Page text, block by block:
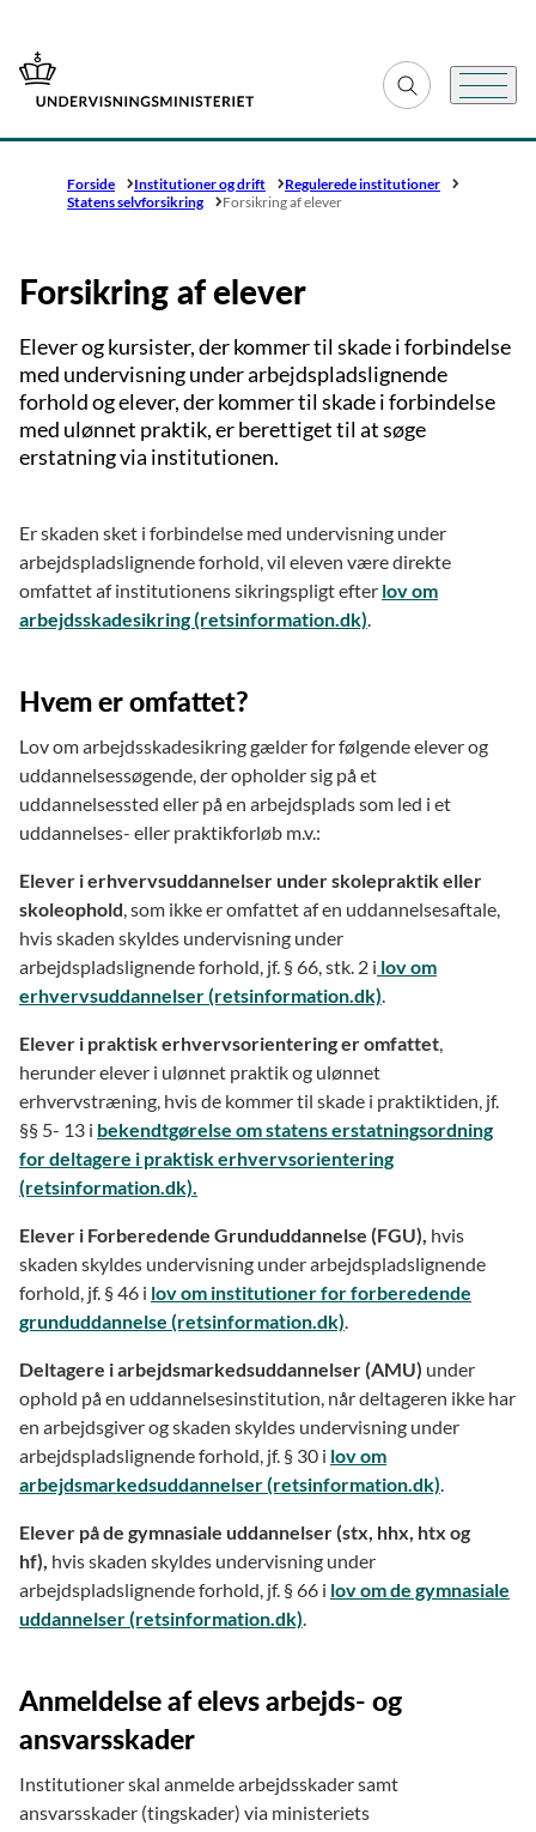
Gå til forsiden Fold søgefelt ud
Menu
Forside Institutioner og drift
Regulerede institutioner
Statens selvforsikring
Forsikring af elever
Forsikring af elever
Elever og kursister, der kommer til skade i forbindelse
med undervisning under arbejdspladslignende
forhold og elever, der kommer til skade i forbindelse
med ulønnet praktik, er berettiget til at søge
erstatning via institutionen.
Er skaden sket i forbindelse med undervisning under
arbejdspladslignende forhold, vil eleven være direkte
omfattet af institutionens sikringspligt efter lov om
arbejdsskadesikring (retsinformation.dk)
Hvem er omfattet?
Lov om arbejdsskadesikring gælder for følgende elever og
uddannelsessøgende, der opholder sig på et
uddannelsessted eller på en arbejdsplads som led i et
uddannelses- eller praktikforløb m.v.:
Elever i erhvervsuddannelser under skolepraktik eller
skoleophold , som ikke er omfattet af en uddannelsesaftale,
hvis skaden skyldes undervisning under
arbejdspladslignende forhold, jf. § 66, stk. 2 i lov om
erhvervsuddannelser (retsinformation.dk)
Elever i praktisk erhvervsorientering er omfattet
herunder elever i ulønnet praktik og ulønnet
erhvervstræning, hvis de kommer til skade i praktiktiden, jf.
§§ 5- 13 i bekendtgørelse om statens erstatningsordning
for deltagere i praktisk erhvervsorientering
(retsinformation.dk).
Elever i Forberedende Grunduddannelse (FGU), hvis
skaden skyldes undervisning under arbejdspladslignende
forhold, jf. § 46 i lov om institutioner for forberedende
grunduddannelse (retsinformation.dk)
Deltagere i arbejdsmarkedsuddannelser (AMU) under
ophold på en uddannelsesinstitution, når deltageren ikke har
en arbejdsgiver og skaden skyldes undervisning under
arbejdspladslignende forhold, jf. § 30 i lov om
arbejdsmarkedsuddannelser (retsinformation.dk)
Elever på de gymnasiale uddannelser (stx, hhx, htx og
hf), hvis skaden skyldes undervisning under
arbejdspladslignende forhold, jf. § 66 i lov om de gymnasiale
uddannelser (retsinformation.dk)
Anmeldelse af elevs arbejds- og
ansvarsskader
Institutioner skal anmelde arbejdsskader samt
ansvarsskader (tingskader) via ministeriets